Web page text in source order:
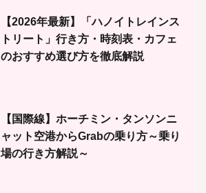
【2026年最新】「ハノイトレインス
トリート」行き方・時刻表・カフェ
のおすすめ選び方を徹底解説
【国際線】ホーチミン・タンソンニ
ャット空港からGrabの乗り方～乗り
場の行き方解説～